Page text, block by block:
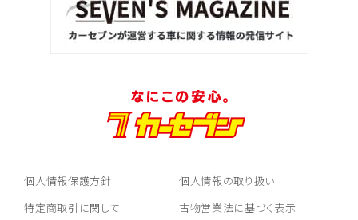
個人情報保護方針
個人情報の取り扱い
特定商取引に関して
古物営業法に基づく表示